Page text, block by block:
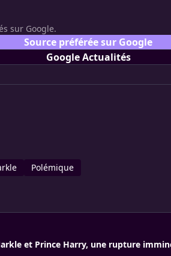
sur Google.
Source préférée sur Google
Google Actualités
Polémique
et Prince Harry, une rupture